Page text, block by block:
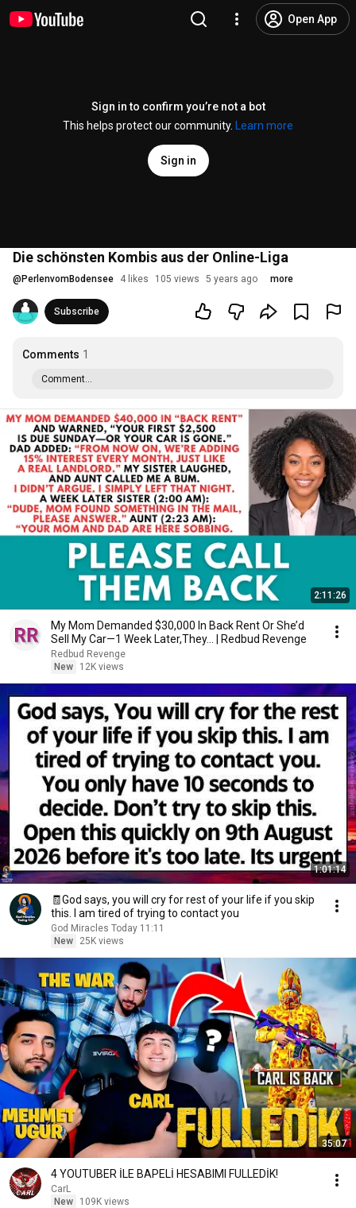
Open App
Sign in to confirm you’re not a bot
This helps protect our community.
Learn more
Sign in
Die schönsten Kombis aus der Online-Liga
@ PerlenvomBodensee 4 likes 105 views 5 years ago more
Subscribe
Comments 1
Comment...
2:11:26
My Mom Demanded $30,000 In Back Rent Or She’d
Sell My Car—1 Week Later,They... | Redbud Revenge
Redbud Revenge
New
12K views
1:01:14
🧾God says, you will cry for rest of your life if you skip
this. I am tired of trying to contact you
God Miracles Today 11:11
New
25K views
35:07
4 YOUTUBER İLE BAPELİ HESABIMI FULLEDİK!
CarL
New
109K views